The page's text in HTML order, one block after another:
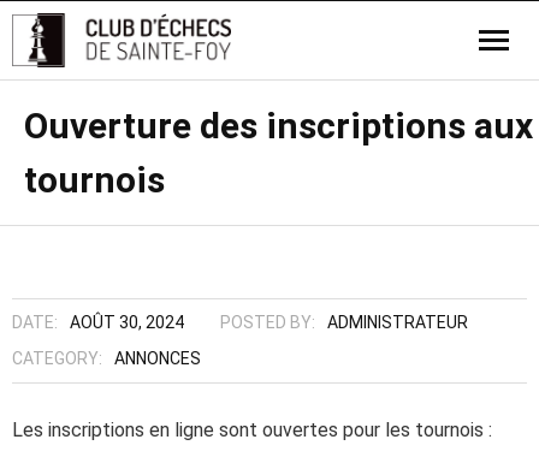
Ouverture des inscriptions aux
tournois
DATE: AOÛT 30, 2024 POSTED BY:
ADMINISTRATEUR
CATEGORY:
ANNONCES
Les inscriptions en ligne sont ouvertes pour les tournois :